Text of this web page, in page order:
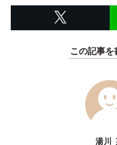
この記事を
湯川